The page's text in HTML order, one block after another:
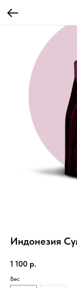
Индонезия
1 100 р.
Вес